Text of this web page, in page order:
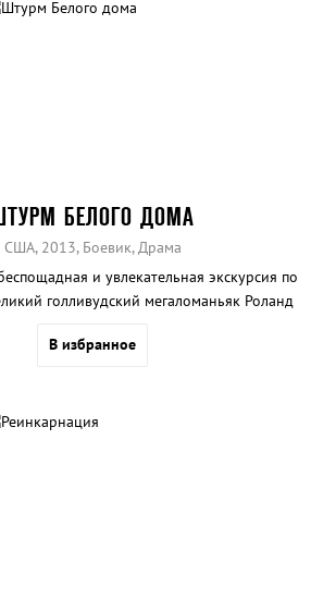
БЕЛОГО ДОМА
США, 2013, Боевик, Драма
и увлекательная экскурсия по
голливудский мегаломаньяк Роланд
В избранное